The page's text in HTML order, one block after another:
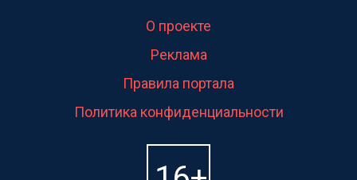
О проекте
Реклама
Правила портала
Политика конфиденциальности